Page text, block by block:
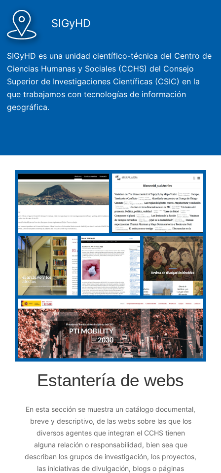
SIGyHD
SIGyHD es una unidad científico-técnica del Centro de
Ciencias Humanas y Sociales (CCHS) del Consejo
Superior de Investigaciones Científicas (CSIC) en la
que trabajamos con tecnologías de información
geográfica.
Estantería de webs
En esta sección se muestra un catálogo documental,
breve y descriptivo, de las webs sobre las que los
diversos agentes que integran el CCHS tienen
alguna relación o responsabilidad, bien sea que
describan los grupos de investigación, los proyectos,
las iniciativas de divulgación, blogs o páginas